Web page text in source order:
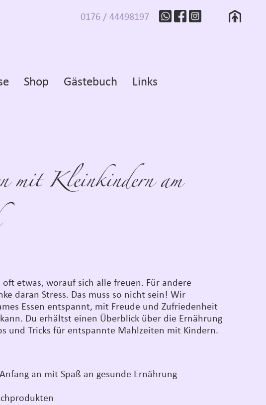
0176 / 44498197
Shop Gästebuch Links
mit Kleinkindern am
oft etwas, worauf sich alle freuen. Für andere
daran Stress. Das muss so nicht sein! Wir
Essen entspannt, mit Freude und Zufriedenheit
Du erhältst einen Überblick über die Ernährung
und Tricks für entspannte Mahlzeiten mit Kindern.
an mit Spaß an gesunde Ernährung